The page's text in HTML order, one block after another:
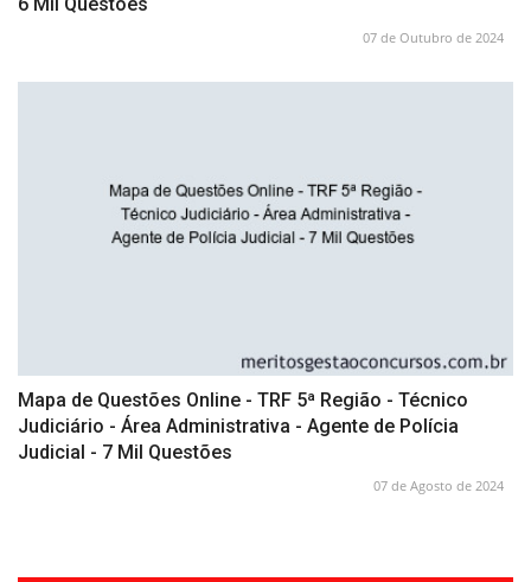
07 de Outubro de 2024
Mapa de Questões Online - TRF 5ª Região - Técnico
Judiciário - Área Administrativa - Agente de Polícia
Judicial - 7 Mil Questões
07 de Agosto de 2024